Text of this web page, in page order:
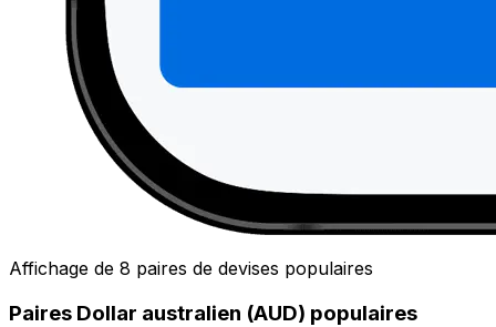
Affichage de 8 paires de devises populaires
Paires Dollar australien (AUD) populaires